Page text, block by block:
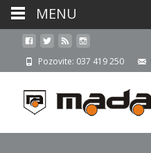
Pozovite: 037 419 250
MENU